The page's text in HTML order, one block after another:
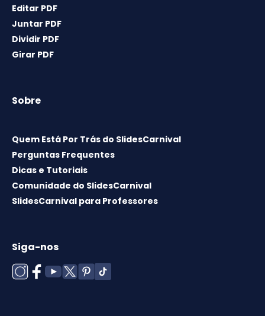
Editar PDF
Juntar PDF
Dividir PDF
Girar PDF
Sobre
Quem Está Por Trás do SlidesCarnival
Perguntas Frequentes
Dicas e Tutoriais
Comunidade do SlidesCarnival
SlidesCarnival para Professores
Siga-nos